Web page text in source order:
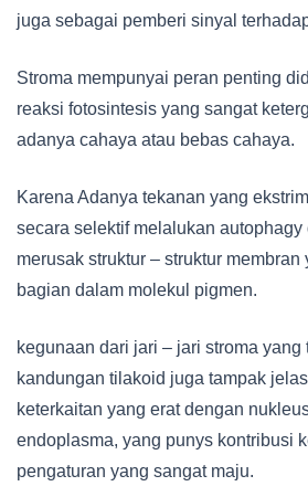
juga sebagai pemberi sinyal
Stroma mempunyai peran penting
reaksi fotosintesis yang sangat
adanya cahaya atau bebas cahaya.
Karena Adanya tekanan yang
secara selektif melalukan autophagy
merusak struktur – struktur membran
bagian dalam molekul pigmen.
kegunaan dari jari – jari stroma yang
kandungan tilakoid juga tampak
keterkaitan yang erat dengan
endoplasma, yang punys kontribusi
pengaturan yang sangat maju.